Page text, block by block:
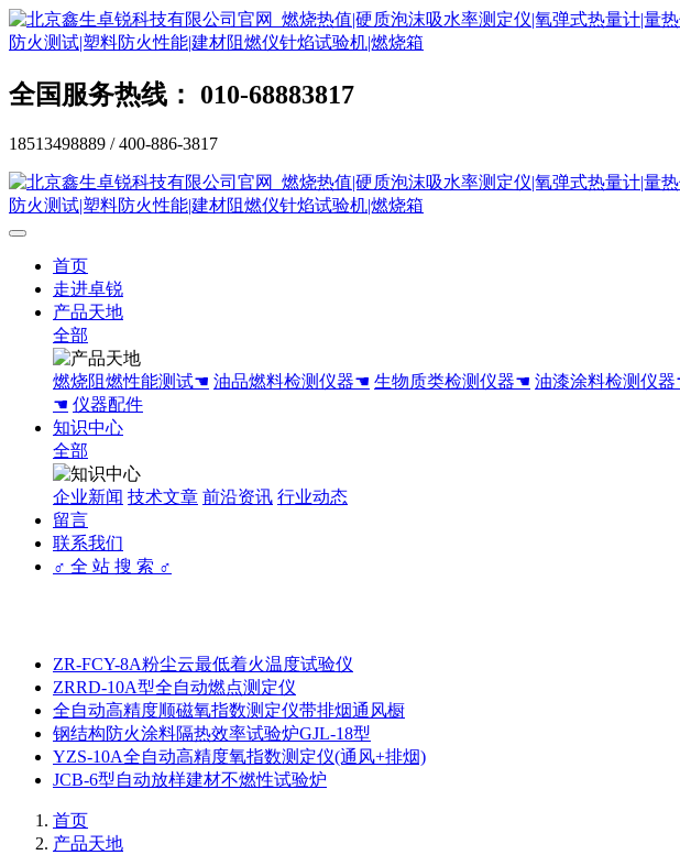
全国服务热线： 010-68883817
18513498889 / 400-886-3817
首页
走进卓锐
产品天地
全部
燃烧阻燃性能测试☚ 油品燃料检测仪器☚ 生物质类检测仪器☚ 油漆涂料检测仪
☚ 仪器配件
知识中心
全部
企业新闻 技术文章 前沿资讯 行业动态
留言
联系我们
♂ 全 站 搜 索 ♂
ZR-FCY-8A粉尘云最低着火温度试验仪
ZRRD-10A型全自动燃点测定仪
全自动高精度顺磁氧指数测定仪带排烟通风橱
钢结构防火涂料隔热效率试验炉GJL-18型
YZS-10A全自动高精度氧指数测定仪(通风+排烟)
JCB-6型自动放样建材不燃性试验炉
首页
产品天地